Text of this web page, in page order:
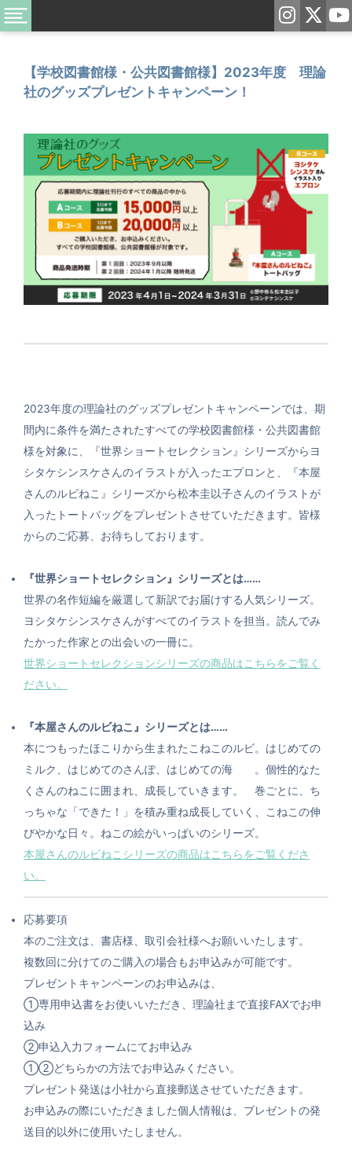
【学校図書館様・公共図書館様】2023年度 理論
社のグッズプレゼントキャンペーン！
2023年度の理論社のグッズプレゼントキャンペーンでは、期
間内に条件を満たされたすべての学校図書館様・公共図書館
様を対象に、『世界ショートセレクション』シリーズからヨ
シタケシンスケさんのイラストが入ったエプロンと、『本屋
さんのルビねこ』シリーズから松本圭以子さんのイラストが
入ったトートバッグをプレゼントさせていただきます。皆様
からのご応募、お待ちしております。
『世界ショートセレクション』シリーズとは……
世界の名作短編を厳選して新訳でお届けする人気シリーズ。
ヨシタケシンスケさんがすべてのイラストを担当。読んでみ
たかった作家との出会いの一冊に。
世界ショートセレクションシリーズの商品はこちらをご覧く
ださい。
『本屋さんのルビねこ』シリーズとは……
本につもったほこりから生まれたこねこのルビ。はじめての
ミルク、はじめてのさんぽ、はじめての海 。個性的なた
くさんのねこに囲まれ、成長していきます。 巻ごとに、ち
っちゃな「できた！」を積み重ね成長していく、こねこの伸
びやかな日々。ねこの絵がいっぱいのシリーズ。
本屋さんのルビねこシリーズの商品はこちらをご覧くださ
い。
応募要項
本のご注文は、書店様、取引会社様へお願いいたします。
複数回に分けてのご購入の場合もお申込みが可能です。
プレゼントキャンペーンのお申込みは、
①専用申込書をお使いいただき、理論社まで直接FAXでお申
込み
②申込入力フォームにてお申込み
①②どちらかの方法でお申込みください。
プレゼント発送は小社から直接郵送させていただきます。
お申込みの際にいただきました個人情報は、プレゼントの発
送目的以外に使用いたしません。